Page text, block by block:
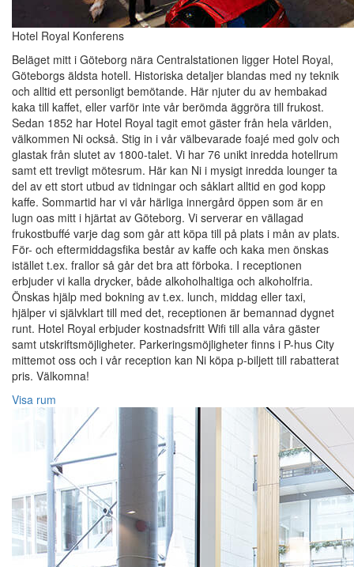
Hotel Royal Konferens
Beläget mitt i Göteborg nära Centralstationen ligger Hotel Royal,
Göteborgs äldsta hotell. Historiska detaljer blandas med ny teknik
och alltid ett personligt bemötande. Här njuter du av hembakad
kaka till kaffet, eller varför inte vår berömda äggröra till frukost.
Sedan 1852 har Hotel Royal tagit emot gäster från hela världen,
välkommen Ni också. Stig in i vår välbevarade foajé med golv och
glastak från slutet av 1800-talet. Vi har 76 unikt inredda hotellrum
samt ett trevligt mötesrum. Här kan Ni i mysigt inredda lounger ta
del av ett stort utbud av tidningar och såklart alltid en god kopp
kaffe. Sommartid har vi vår härliga innergård öppen som är en
lugn oas mitt i hjärtat av Göteborg. Vi serverar en vällagad
frukostbuffé varje dag som går att köpa till på plats i mån av plats.
För- och eftermiddagsfika består av kaffe och kaka men önskas
istället t.ex. frallor så går det bra att förboka. I receptionen
erbjuder vi kalla drycker, både alkoholhaltiga och alkoholfria.
Önskas hjälp med bokning av t.ex. lunch, middag eller taxi,
hjälper vi självklart till med det, receptionen är bemannad dygnet
runt. Hotel Royal erbjuder kostnadsfritt Wifi till alla våra gäster
samt utskriftsmöjligheter. Parkeringsmöjligheter finns i P-hus City
mittemot oss och i vår reception kan Ni köpa p-biljett till rabatterat
pris. Välkomna!
Visa rum